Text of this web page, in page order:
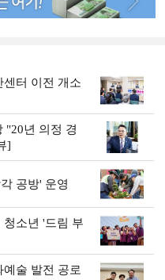
터 이전 개소
"20년 의정 경
]
공방' 운영
청소년 '드림 부
술 발전 공로